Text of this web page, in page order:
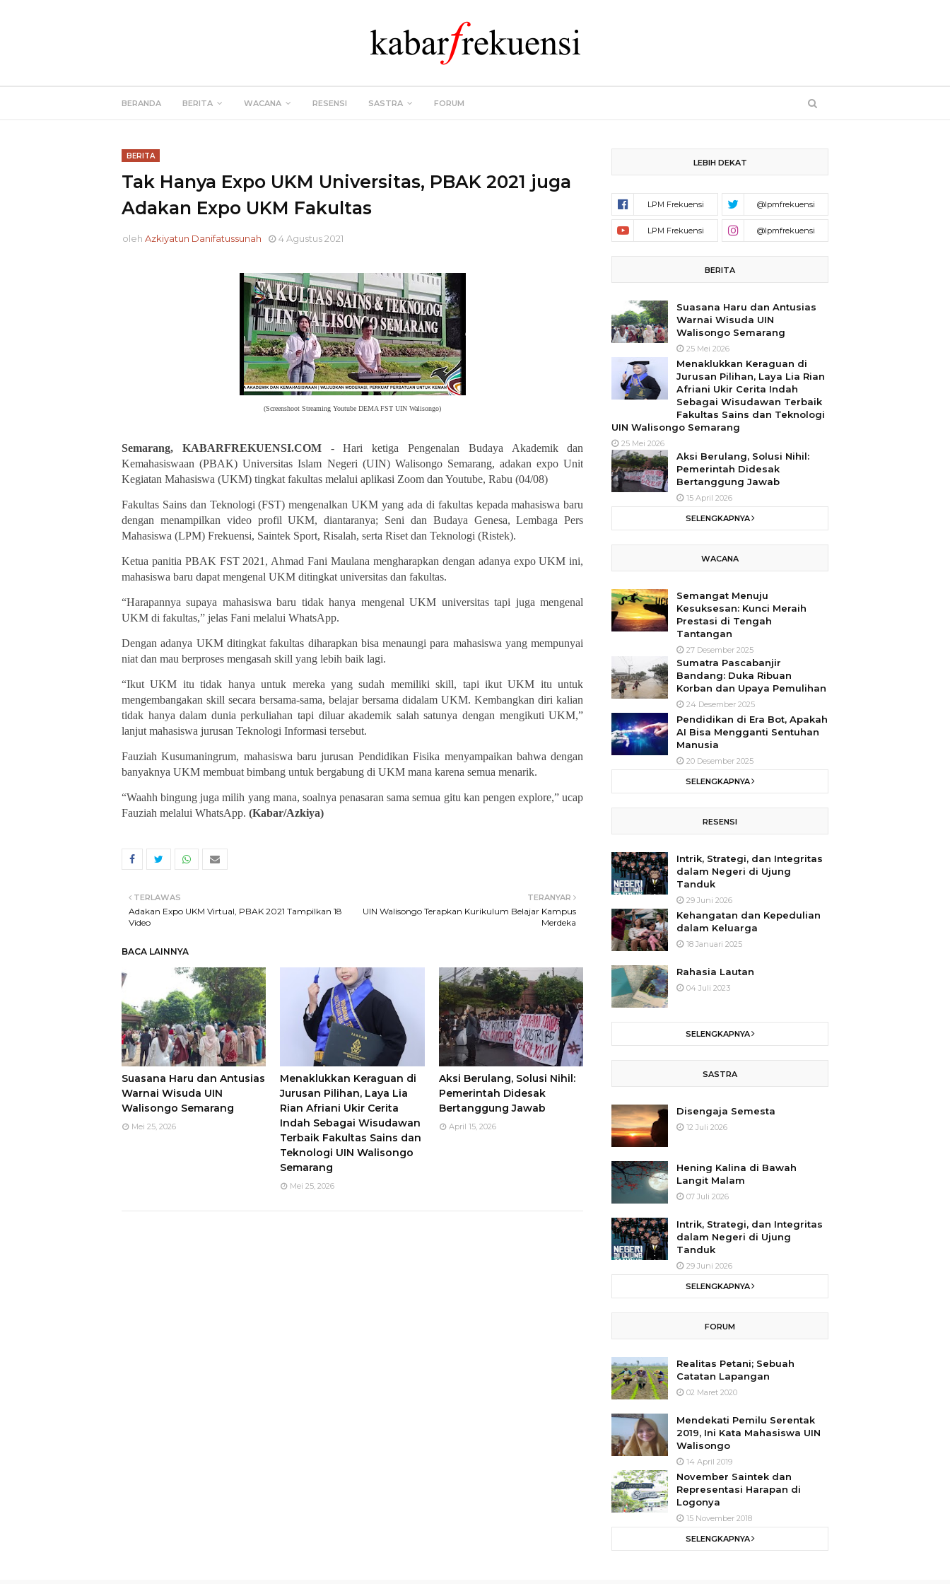
BERANDA BERITA WACANA RESENSI SASTRA FORUM
BERITA
Tak Hanya Expo UKM Universitas, PBAK 2021 juga
Adakan Expo UKM Fakultas
oleh Azkiyatun Danifatussunah 4 Agustus 2021
(Screenshoot Streaming Youtube DEMA FST UIN Walisongo)
Semarang, KABARFREKUENSI.COM - Hari ketiga Pengenalan Budaya Akademik dan
Kemahasiswaan (PBAK) Universitas Islam Negeri (UIN) Walisongo Semarang, adakan expo Unit
Kegiatan Mahasiswa (UKM) tingkat fakultas melalui aplikasi Zoom dan Youtube, Rabu (04/08)
Fakultas Sains dan Teknologi (FST) mengenalkan UKM yang ada di fakultas kepada mahasiswa baru
dengan menampilkan video profil UKM, diantaranya; Seni dan Budaya Genesa, Lembaga Pers
Mahasiswa (LPM) Frekuensi, Saintek Sport, Risalah, serta Riset dan Teknologi (Ristek).
Ketua panitia PBAK FST 2021, Ahmad Fani Maulana mengharapkan dengan adanya expo UKM ini,
mahasiswa baru dapat mengenal UKM ditingkat universitas dan fakultas.
“Harapannya supaya mahasiswa baru tidak hanya mengenal UKM universitas tapi juga mengenal
UKM di fakultas,” jelas Fani melalui WhatsApp.
Dengan adanya UKM ditingkat fakultas diharapkan bisa menaungi para mahasiswa yang mempunyai
niat dan mau berproses mengasah skill yang lebih baik lagi.
“Ikut UKM itu tidak hanya untuk mereka yang sudah memiliki skill, tapi ikut UKM itu untuk
mengembangakan skill secara bersama-sama, belajar bersama didalam UKM. Kembangkan diri kalian
tidak hanya dalam dunia perkuliahan tapi diluar akademik salah satunya dengan mengikuti UKM,”
lanjut mahasiswa jurusan Teknologi Informasi tersebut.
Fauziah Kusumaningrum, mahasiswa baru jurusan Pendidikan Fisika menyampaikan bahwa dengan
banyaknya UKM membuat bimbang untuk bergabung di UKM mana karena semua menarik.
“Waahh bingung juga milih yang mana, soalnya penasaran sama semua gitu kan pengen explore,” ucap
Fauziah melalui WhatsApp. (Kabar/Azkiya)
TERANYAR
UIN Walisongo Terapkan Kurikulum Belajar Kampus
Merdeka
TERLAWAS
Adakan Expo UKM Virtual, PBAK 2021 Tampilkan 18
Video
BACA LAINNYA
Suasana Haru dan Antusias
Warnai Wisuda UIN
Walisongo Semarang
Mei 25, 2026
Menaklukkan Keraguan di
Jurusan Pilihan, Laya Lia
Rian Afriani Ukir Cerita
Indah Sebagai Wisudawan
Terbaik Fakultas Sains dan
Teknologi UIN Walisongo
Semarang
Mei 25, 2026
Aksi Berulang, Solusi Nihil:
Pemerintah Didesak
Bertanggung Jawab
April 15, 2026
LEBIH DEKAT
BERITA
Suasana Haru dan Antusias
Warnai Wisuda UIN
Walisongo Semarang
25 Mei 2026
Menaklukkan Keraguan di
Jurusan Pilihan, Laya Lia Rian
Afriani Ukir Cerita Indah
Sebagai Wisudawan Terbaik
Fakultas Sains dan Teknologi
UIN Walisongo Semarang
25 Mei 2026
Aksi Berulang, Solusi Nihil:
Pemerintah Didesak
Bertanggung Jawab
15 April 2026
SELENGKAPNYA
WACANA
Semangat Menuju
Kesuksesan: Kunci Meraih
Prestasi di Tengah
Tantangan
27 Desember 2025
Sumatra Pascabanjir
Bandang: Duka Ribuan
Korban dan Upaya Pemulihan
24 Desember 2025
Pendidikan di Era Bot, Apakah
AI Bisa Mengganti Sentuhan
Manusia
20 Desember 2025
SELENGKAPNYA
RESENSI
Intrik, Strategi, dan Integritas
dalam Negeri di Ujung
Tanduk
29 Juni 2026
Kehangatan dan Kepedulian
dalam Keluarga
18 Januari 2025
Rahasia Lautan
04 Juli 2023
SELENGKAPNYA
SASTRA
Disengaja Semesta
12 Juli 2026
Hening Kalina di Bawah
Langit Malam
07 Juli 2026
Intrik, Strategi, dan Integritas
dalam Negeri di Ujung
Tanduk
29 Juni 2026
SELENGKAPNYA
FORUM
Realitas Petani; Sebuah
Catatan Lapangan
02 Maret 2020
Mendekati Pemilu Serentak
2019, Ini Kata Mahasiswa UIN
Walisongo
14 April 2019
November Saintek dan
Representasi Harapan di
Logonya
15 November 2018
SELENGKAPNYA